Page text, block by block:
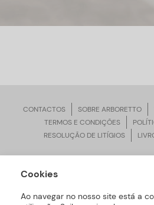
CONTACTOS SOBRE ARBORETTO
TERMOS E CONDIÇÕES
RESOLUÇÃO DE LITÍGIOS
ARBORETTO © Todos os Direitos
Cookies
Ao navegar no nosso site está a